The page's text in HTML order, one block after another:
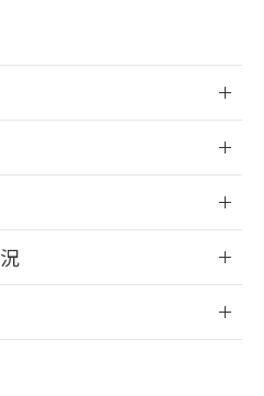
/会員登録
点で非含有を証明す
て非含有を証明する
フタル酸エステル類４
完了までの期間は出
在することから備考
への在庫切替を完了
段のことがない限
り割愛しておりま